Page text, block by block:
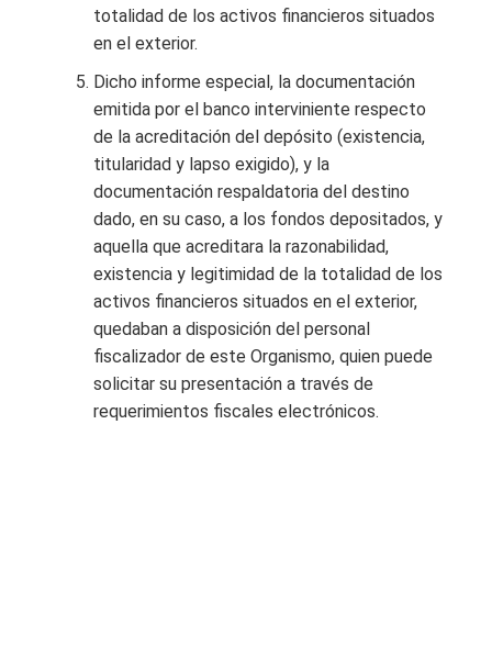
totalidad de los activos financieros situados
en el exterior.
Dicho informe especial, la documentación
emitida por el banco interviniente respecto
de la acreditación del depósito (existencia,
titularidad y lapso exigido), y la
documentación respaldatoria del destino
dado, en su caso, a los fondos depositados, y
aquella que acreditara la razonabilidad,
existencia y legitimidad de la totalidad de los
activos financieros situados en el exterior,
quedaban a disposición del personal
fiscalizador de este Organismo, quien puede
solicitar su presentación a través de
requerimientos fiscales electrónicos.